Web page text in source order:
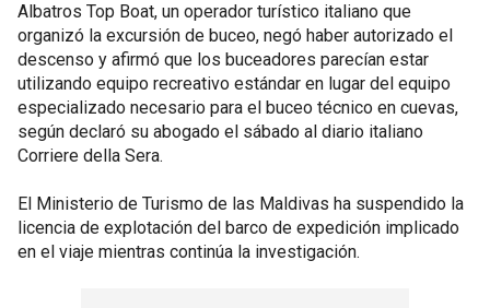
Albatros Top Boat, un operador turístico italiano que
organizó la excursión de buceo, negó haber autorizado el
descenso y afirmó que los buceadores parecían estar
utilizando equipo recreativo estándar en lugar del equipo
especializado necesario para el buceo técnico en cuevas,
según declaró su abogado el sábado al diario italiano
Corriere della Sera.
El Ministerio de Turismo de las Maldivas ha suspendido la
licencia de explotación del barco de expedición implicado
en el viaje mientras continúa la investigación.